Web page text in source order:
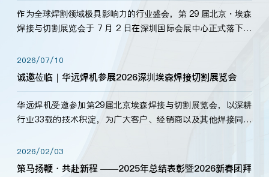
作为全球焊割领域极具影响力的行业盛会，第 29 届北京・埃森
焊接与切割展览会于 7 月 2 日在深圳国际会展中心正式落下帷
标准，持之以恒研发新产品、新技术。新老客户、行业伙伴、
海内外客户为目睹公司发布的新产…
2026/07/10
诚邀莅临｜华远焊机参展2026深圳埃森焊接切割展览会
华远焊机受邀参加第29届北京埃森焊接与切割展览会，以深耕
行业33载的技术积淀，为广大客户、经销商以及其他焊接同仁
2026/02/03
策马扬鞭・共赴新程 ——2025年总结表彰暨2026新春团拜